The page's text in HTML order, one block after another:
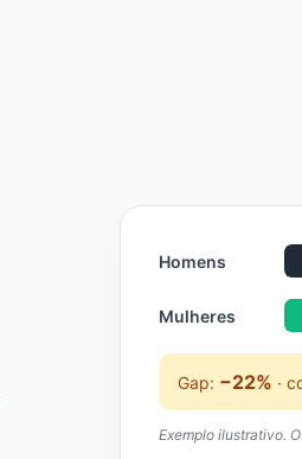
Homens
Mulheres
Gap: −22% ·
Exemplo ilustrativo.